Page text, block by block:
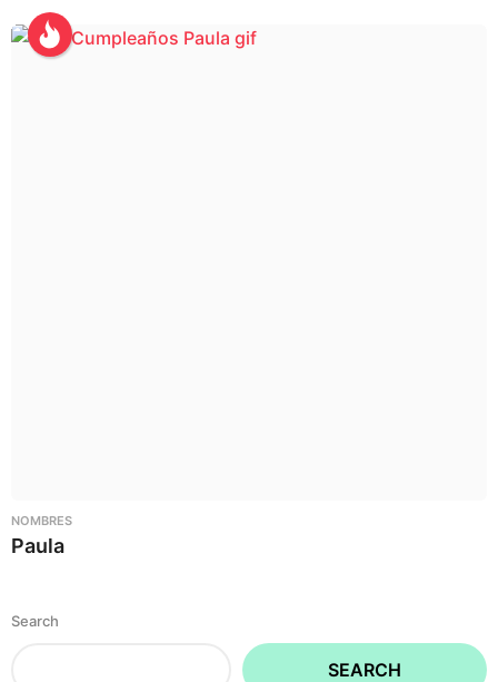
NOMBRES
Paula
Search
SEARCH